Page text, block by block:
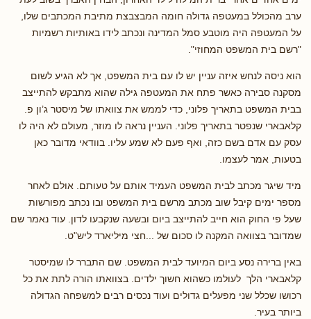
ערב מהכולל במעטפה גדולה חומה המבצבצת מתיבת המכתבים שלו,
על המעטפה היה מוטבע סמל המדינה ונכתב לידו באותיות רשמיות
"רשם בית המשפט המחוזי".
הוא ניסה לנחש איזה עניין יש לו עם בית המשפט, אך לא הגיע לשום
מסקנה סבירה כאשר פתח את המעטפה גילה שהוא מתבקש להתייצב
בבית המשפט בתאריך פלוני, כדי לממש את צוואתו של מיסטר ג’ון פ.
קלאבארי שנפטר בתאריך פלוני. העניין נראה לו מוזר, מעולם לא היה לו
עסק עם אדם בשם כזה, ואף פעם לא שמע עליו. בוודאי מדובר כאן
בטעות, אמר לעצמו.
מיד שיגר מכתב לבית המשפט העמיד אותם על טעותם. אולם לאחר
מספר ימים קיבל שוב מכתב מרשם בית המשפט ובו נכתב מפורשות
שעל פי החוק הוא חייב להתייצב ביום ובשעה שנקבעו לדון. עוד נאמר שם
שמדובר בצוואה המקנה לו סכום של ...חצי מיליארד ליש"ט.
באין ברירה נסע ביום המיועד לבית המשפט. שם התברר לו שמיסטר
קלאבארי הלך לעולמו כשהוא חשוך ילדים. בצוואתו הורה לתת את כל
רכושו שכלל שני מפעלים גדולים ועוד נכסים רבים למשפחה הגדולה
ביותר בעיר.